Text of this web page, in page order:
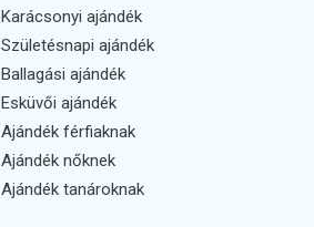
Karácsonyi ajándék
Születésnapi ajándék
Ballagási ajándék
Esküvői ajándék
Ajándék férfiaknak
Ajándék nőknek
Ajándék tanároknak